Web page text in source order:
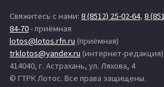
Свяжитесь с нами: 8 (8512) 25-02-64, 8
84-70- приёмная
lotos@lotos.rfn.ru (приёмная)
trklotos@yandex.ru (интернет-редакция)
414040, г. Астрахань, ул. Ляхова, 4
© ГТРК Лотос. Все права защищены.